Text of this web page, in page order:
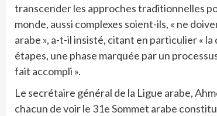
transcender les approches traditionnelles
monde, aussi complexes soient-ils, « ne
arabe », a-t-il insisté, citant en particulier «
étapes, une phase marquée par un
fait accompli ».
Le secrétaire général de la Ligue arabe,
chacun de voir le 31e Sommet arabe